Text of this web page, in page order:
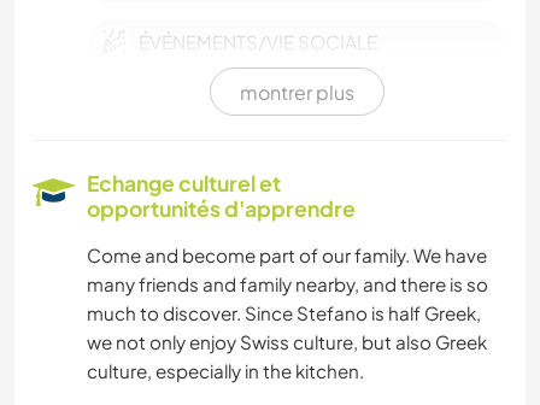
ÉVÉNEMENTS/VIE SOCIALE
SOIN DES PLANTES
CUISINE ET ALIMENTATION
ANIMAUX
montrer plus
Echange culturel et
opportunités d'apprendre
Come and become part of our family. We have
many friends and family nearby, and there is so
much to discover. Since Stefano is half Greek,
we not only enjoy Swiss culture, but also Greek
culture, especially in the kitchen.